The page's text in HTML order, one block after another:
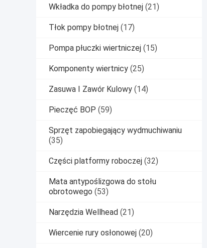
Wkładka do pompy błotnej (21)
Tłok pompy błotnej (17)
Pompa płuczki wiertniczej (15)
Komponenty wiertnicy (25)
Zasuwa I Zawór Kulowy (14)
Pieczęć BOP (59)
Sprzęt zapobiegający wydmuchiwaniu
(35)
Części platformy roboczej (32)
Mata antypoślizgowa do stołu
obrotowego (53)
Narzędzia Wellhead (21)
Wiercenie rury osłonowej (20)